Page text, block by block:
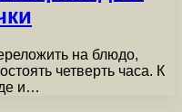
на блюдо,
четверть часа. К
и…